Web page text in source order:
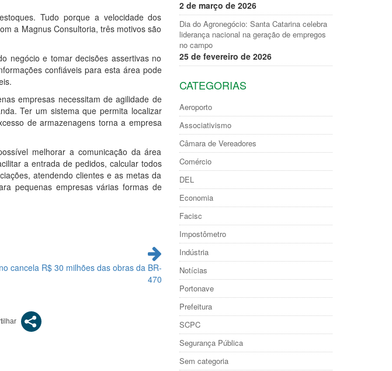
Tudo porque a velocidade dos
a Magnus Consultoria, três motivos são
negócio e tomar decisões assertivas no
confiáveis para esta área pode
empresas necessitam de agilidade de
Ter um sistema que permita localizar
de armazenagens torna a empresa
melhorar a comunicação da área
a entrada de pedidos, calcular todos
atendendo clientes e as metas da
pequenas empresas várias formas de
cancela R$ 30 milhões das obras da BR-
470
2 de março de 2026
Dia do Agronegócio: Santa Catarina celebra
liderança nacional na geração de empregos
no campo
25 de fevereiro de 2026
CATEGORIAS
Aeroporto
Associativismo
Câmara de Vereadores
Comércio
DEL
Economia
Facisc
Impostômetro
Indústria
Notícias
Portonave
Prefeitura
SCPC
Segurança Pública
Sem categoria